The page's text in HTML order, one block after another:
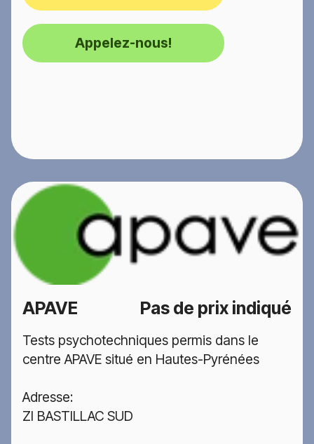
Appelez-nous!
APAVE Pas de prix indiqué
Tests psychotechniques permis dans le
centre APAVE situé en Hautes-Pyrénées
Adresse:
ZI BASTILLAC SUD